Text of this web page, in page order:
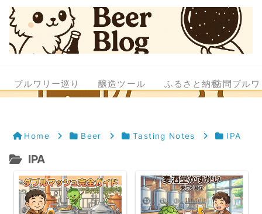
ブルワリー巡り 醸造ツール ふるさと納税訪問ブル
Home Beer Tasting Notes IPA
IPA